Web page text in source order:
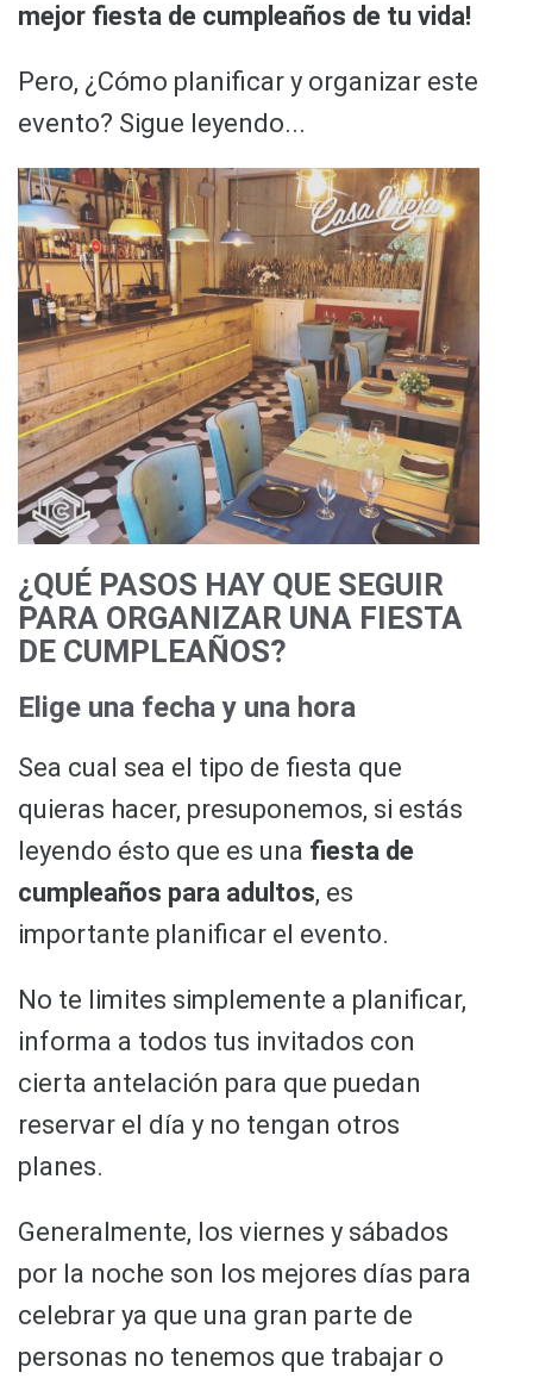
mejor fiesta de cumpleaños de tu vida!
Pero, ¿Cómo planificar y organizar este
evento? Sigue leyendo...
¿QUÉ PASOS HAY QUE SEGUIR
PARA ORGANIZAR UNA FIESTA
DE CUMPLEAÑOS?
Elige una fecha y una hora
Sea cual sea el tipo de fiesta que
quieras hacer, presuponemos, si estás
leyendo ésto que es una fiesta de
cumpleaños para adultos, es
importante planificar el evento.
No te limites simplemente a planificar,
informa a todos tus invitados con
cierta antelación para que puedan
reservar el día y no tengan otros
planes.
Generalmente, los viernes y sábados
por la noche son los mejores días para
celebrar ya que una gran parte de
personas no tenemos que trabajar o